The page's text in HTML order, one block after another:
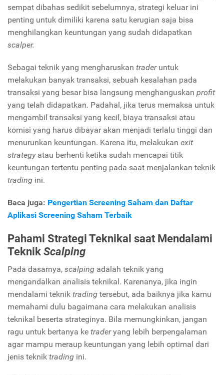
sempat dibahas sedikit sebelumnya, strategi keluar ini
penting untuk dimiliki karena satu kerugian saja bisa
menghilangkan keuntungan yang sudah didapatkan
scalper.
Sebagai teknik yang mengharuskan trader untuk
melakukan banyak transaksi, sebuah kesalahan pada
transaksi yang besar bisa langsung menghanguskan profit
yang telah didapatkan. Padahal, jika terus memaksa untuk
mengambil transaksi yang kecil, biaya transaksi atau
komisi yang harus dibayar akan menjadi terlalu tinggi dan
menurunkan keuntungan. Karena itu, melakukan exit
strategy atau berhenti ketika sudah mencapai titik
keuntungan tertentu penting pada saat menjalankan teknik
trading ini.
Baca juga: Pengertian Screening Saham dan Daftar
Aplikasi Screening Saham Terbaik
Pahami Strategi Teknikal saat Mendalami
TeknikScalping
Pada dasarnya, scalping adalah teknik yang
mengandalkan analisis teknikal. Karenanya, jika ingin
mendalami teknik trading tersebut, ada baiknya jika kamu
memahami dulu bagaimana cara melakukan analisis
teknikal beserta strateginya. Bila memungkinkan, jangan
ragu untuk bertanya ke traderyang lebih berpengalaman
agar mampu meraup keuntungan yang lebih optimal dari
jenis teknik trading ini.